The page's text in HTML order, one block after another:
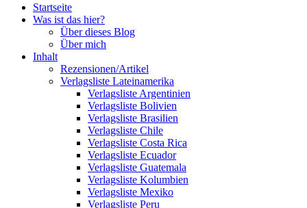
Startseite
Was ist das hier?
Über dieses Blog
Über mich
Inhalt
Rezensionen/Artikel
Verlagsliste Lateinamerika
Verlagsliste Argentinien
Verlagsliste Bolivien
Verlagsliste Brasilien
Verlagsliste Chile
Verlagsliste Costa Rica
Verlagsliste Ecuador
Verlagsliste Guatemala
Verlagsliste Kolumbien
Verlagsliste Mexiko
Verlagsliste Peru